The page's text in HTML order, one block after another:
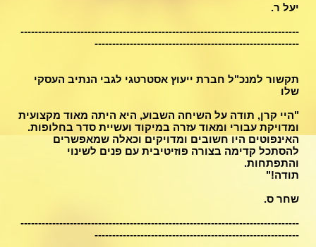
יעל ר.
-------------------------------------------------------------------------------
----------------------------------------------------------
תקשור למנכ"ל חברת ייעוץ אסטרטגי לגבי הנתיב העסקי
שלו
"היי קרן, תודה על השיחה השבוע, היא היתה מאוד מקצועית
ומדויקת עבורי ומאוד עזרה במיקוד ועשיית סדר בחלופות.
האינפוטים היו חשובים ומדויקים וכאלה שמאפשרים
להסתכל קדימה בצורה פוזיטיבית עם פנים לשינוי
והתפתחות.
תודה!"
שחר ס.
-------------------------------------------------------------------------------
----------------------------------------------------------